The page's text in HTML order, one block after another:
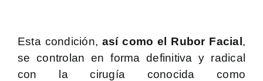
Esta condición, así como el Rubor Facial ,
se controlan en forma definitiva y radical
con la cirugía conocida como